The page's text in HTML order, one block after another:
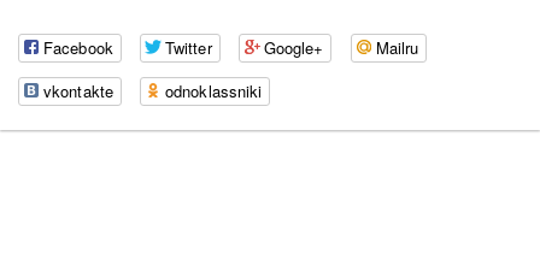
Facebook Twitter Google+
Mailru
vkontakte
odnoklassniki